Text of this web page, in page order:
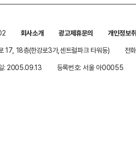
회사소개 광고제휴문의
개인정보
17, 18층(한강로3가,센트럴파크 타워동)
전
: 2005.09.13 등록번호: 서울 아00055